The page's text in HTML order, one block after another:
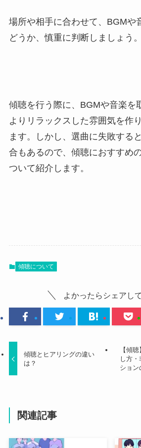
場所や相手に合わせて、BGMや
どうか、慎重に判断しましょう。
傾聴を行う際に、BGMや音楽を
よりリラックスした雰囲気を作
ます。しかし、選曲に失敗する
合もあるので、傾聴におすすめ
ついて紹介します。
傾聴について
よかったらシェアし
傾聴とヒアリングの違い
は？
【傾
し方
ション
関連記事